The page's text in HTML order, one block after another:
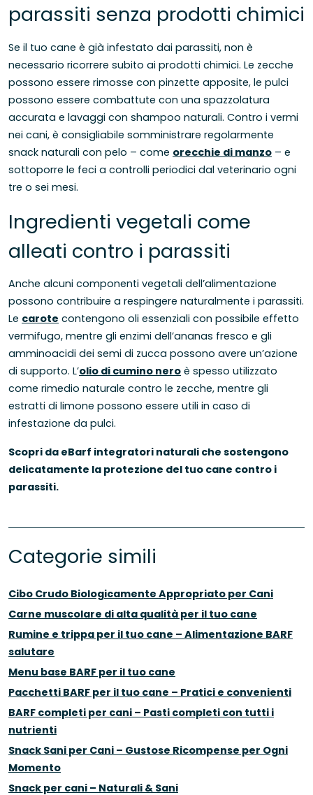
parassiti senza prodotti chimici
Se il tuo cane è già infestato dai parassiti, non è
necessario ricorrere subito ai prodotti chimici. Le zecche
possono essere rimosse con pinzette apposite, le pulci
possono essere combattute con una spazzolatura
accurata e lavaggi con shampoo naturali. Contro i vermi
nei cani, è consigliabile somministrare regolarmente
snack naturali con pelo – come orecchie di manzo – e
sottoporre le feci a controlli periodici dal veterinario ogni
tre o sei mesi.
Ingredienti vegetali come
alleati contro i parassiti
Anche alcuni componenti vegetali dell’alimentazione
possono contribuire a respingere naturalmente i parassiti.
Le carote contengono oli essenziali con possibile effetto
vermifugo, mentre gli enzimi dell’ananas fresco e gli
amminoacidi dei semi di zucca possono avere un’azione
di supporto. L’olio di cumino nero è spesso utilizzato
come rimedio naturale contro le zecche, mentre gli
estratti di limone possono essere utili in caso di
infestazione da pulci.
Scopri da eBarf integratori naturali che sostengono
delicatamente la protezione del tuo cane contro i
parassiti.
Categorie simili
Cibo Crudo Biologicamente Appropriato per Cani
Carne muscolare di alta qualità per il tuo cane
Rumine e trippa per il tuo cane – Alimentazione BARF
salutare
Menu base BARF per il tuo cane
Pacchetti BARF per il tuo cane – Pratici e convenienti
BARF completi per cani – Pasti completi con tutti i
nutrienti
Snack Sani per Cani – Gustose Ricompense per Ogni
Momento
Snack per cani – Naturali & Sani